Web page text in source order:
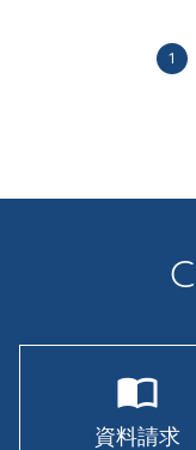
1
import_contacts
資料請求